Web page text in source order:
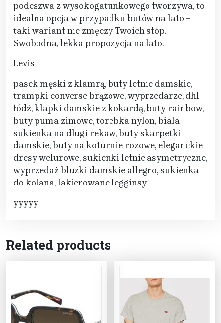
podeszwa z wysokogatunkowego tworzywa, to
idealna opcja w przypadku butów na lato –
taki wariant nie zmęczy Twoich stóp.
Swobodna, lekka propozycja na lato.
Levis
pasek męski z klamrą, buty letnie damskie,
trampki converse brązowe, wyprzedarze, dhl
łódź, klapki damskie z kokardą, buty rainbow,
buty puma zimowe, torebka nylon, biala
sukienka na dlugi rekaw, buty skarpetki
damskie, buty na koturnie rozowe, eleganckie
dresy welurowe, sukienki letnie asymetryczne,
wyprzedaż bluzki damskie allegro, sukienka
do kolana, lakierowane legginsy
yyyyy
Related products